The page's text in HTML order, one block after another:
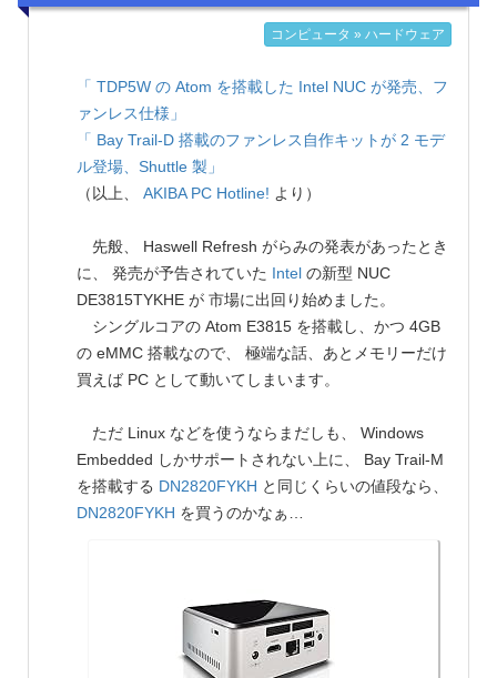
コンピュータ » ハードウェア
「 TDP5W の Atom を搭載した Intel NUC が発売、フ
ァンレス仕様」
「 Bay Trail-D 搭載のファンレス自作キットが 2 モデ
ル登場、Shuttle 製」
（以上、 AKIBA PC Hotline! より）
先般、 Haswell Refresh がらみの発表があったとき
に、 発売が予告されていた Intel の新型 NUC
DE3815TYKHE が 市場に出回り始めました。
シングルコアの Atom E3815 を搭載し、かつ 4GB
の eMMC 搭載なので、 極端な話、あとメモリーだけ
買えば PC として動いてしまいます。
ただ Linux などを使うならまだしも、 Windows
Embedded しかサポートされない上に、 Bay Trail-M
を搭載する DN2820FYKH と同じくらいの値段なら、
DN2820FYKH を買うのかなぁ…